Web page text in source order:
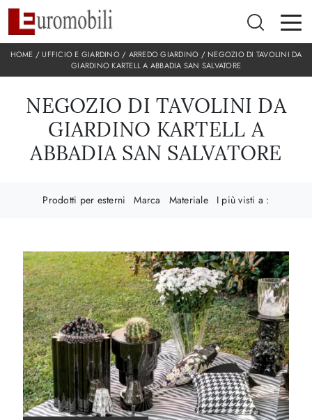
HOME /UFFICIO E GIARDINO/ ARREDO GIARDINO / NEGOZIO DI TAVOLINI DA
GIARDINO KARTELL A ABBADIA SAN SALVATORE
NEGOZIO DI TAVOLINI DA
GIARDINO KARTELL A
ABBADIA SAN SALVATORE
Prodotti per esterni Marca Materiale I più visti a :